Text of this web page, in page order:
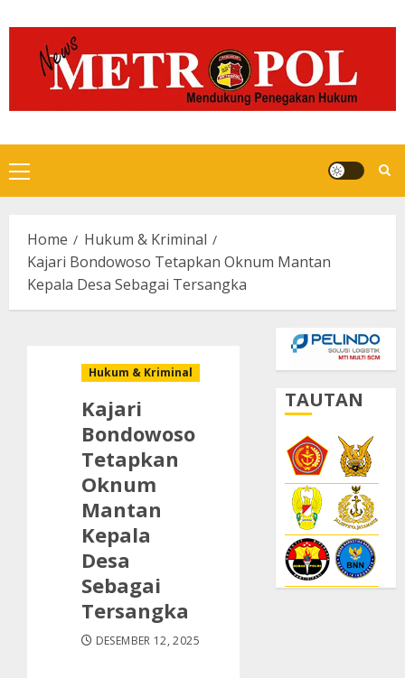
to
content
Primary
Menu
Home
Hukum & Kriminal
Kajari Bondowoso Tetapkan Oknum Mantan
Kepala Desa Sebagai Tersangka
Hukum & Kriminal
Kajari
Bondowoso
Tetapkan
Oknum
Mantan
Kepala
Desa
Sebagai
Tersangka
DESEMBER 12, 2025
TAUTAN